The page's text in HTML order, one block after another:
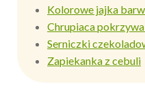
Kolorowe jajka
Chrupiaca
Serniczki
Zapiekanka z cebuli